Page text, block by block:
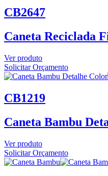
CB2647
Caneta Reciclada
Ver produto
Solicitar Orçamento
CB1219
Caneta Bambu
Ver produto
Solicitar Orçamento